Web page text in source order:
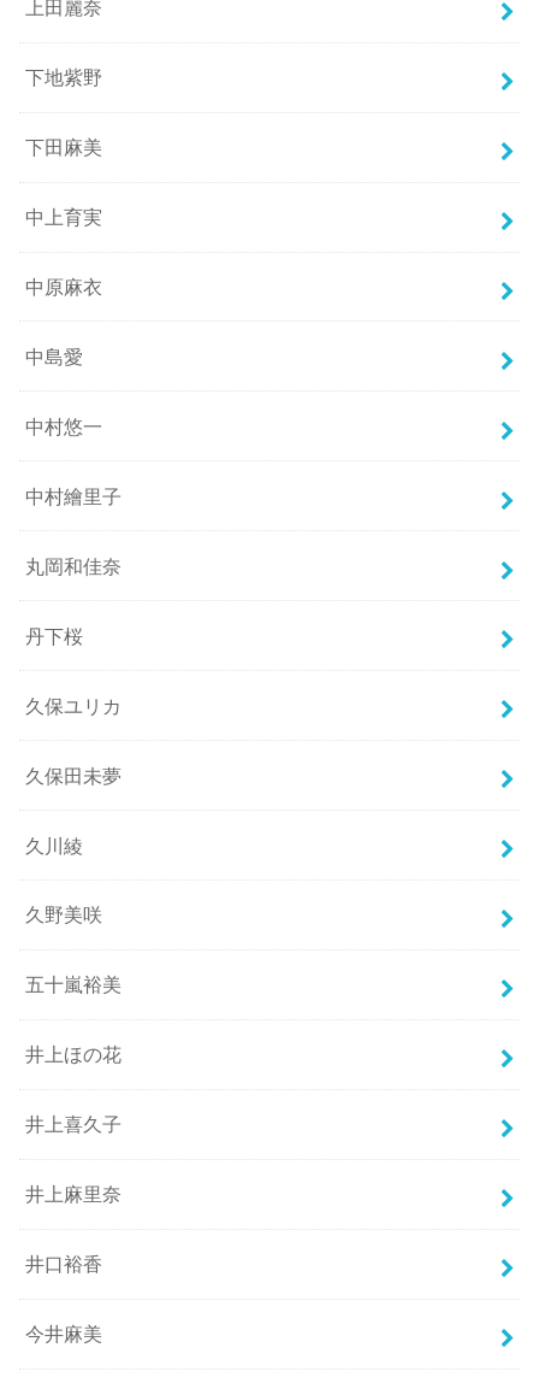
上田麗奈
下地紫野
下田麻美
中上育実
中原麻衣
中島愛
中村悠一
中村繪里子
丸岡和佳奈
丹下桜
久保ユリカ
久保田未夢
久川綾
久野美咲
五十嵐裕美
井上ほの花
井上喜久子
井上麻里奈
井口裕香
今井麻美